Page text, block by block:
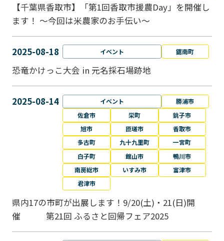
【千葉県香取市】「第1回香取市援農Day」を開催し
ます！ ～今回は米農家のお手伝い～
2025-08-18 イベント 鋸南町
恐竜かけっこ大会 in 元名採石場跡地
2025-08-14 イベント
勝浦市
佐倉市
栄町
銚子市
旭市
匝瑳市
香取市
多古町
九十九里町
一宮町
白子町
館山市
鴨川市
南房総市
いすみ市
富津市
君津市
県内17の市町が出展します！9/20(土)・21(日)開
催 第21回 ふるさと回帰フェア2025